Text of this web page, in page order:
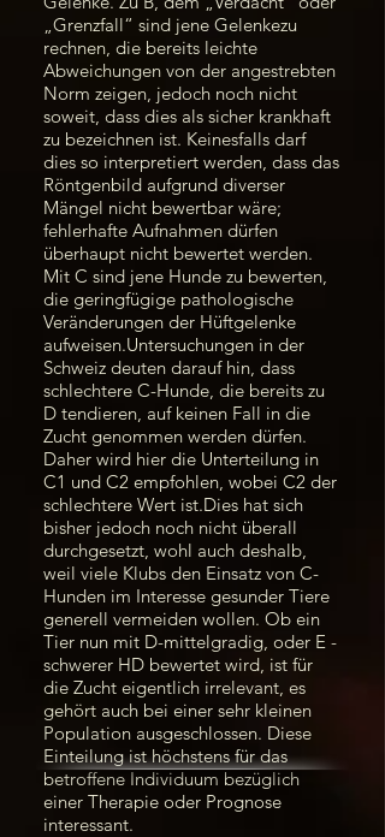
„Grenzfall“ sind jene Gelenkezu
rechnen, die bereits leichte
Abweichungen von der angestrebten
Norm zeigen, jedoch noch nicht
soweit, dass dies als sicher krankhaft
zu bezeichnen ist. Keinesfalls darf
dies so interpretiert werden, dass das
Röntgenbild aufgrund diverser
Mängel nicht bewertbar wäre;
fehlerhafte Aufnahmen dürfen
überhaupt nicht bewertet werden.
Mit C sind jene Hunde zu bewerten,
die geringfügige pathologische
Veränderungen der Hüftgelenke
aufweisen.Untersuchungen in der
Schweiz deuten darauf hin, dass
schlechtere C-Hunde, die bereits zu
D tendieren, auf keinen Fall in die
Zucht genommen werden dürfen.
Daher wird hier die Unterteilung in
C1 und C2 empfohlen, wobei C2 der
schlechtere Wert ist.Dies hat sich
bisher jedoch noch nicht überall
durchgesetzt, wohl auch deshalb,
weil viele Klubs den Einsatz von C-
Hunden im Interesse gesunder Tiere
generell vermeiden wollen. Ob ein
Tier nun mit D-mittelgradig, oder E -
schwerer HD bewertet wird, ist für
die Zucht eigentlich irrelevant, es
gehört auch bei einer sehr kleinen
Population ausgeschlossen. Diese
Einteilung ist höchstens für das
betroffene Individuum bezüglich
einer Therapie oder Prognose
interessant.